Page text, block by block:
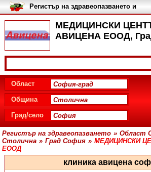
МЕДИЦИНСКИ
АВИЦЕНА ЕООД,
Регистър на здравеопазването и
медицинските заведения в
България
Област
Община
Град/село
Регистър на здравеопазването » Област
Столична » Град София » МЕДИЦИНСКИ
ЕООД
клиника авицена